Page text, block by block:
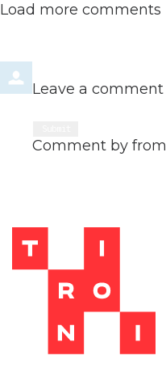
Load more comments
Leave a comment
Comment by from